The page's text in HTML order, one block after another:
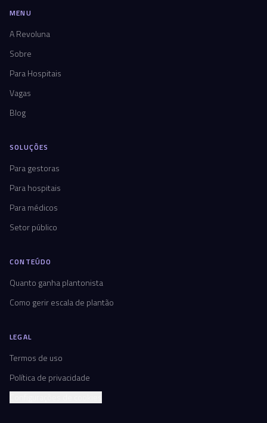
MENU
A Revoluna
Sobre
Para Hospitais
Vagas
Blog
SOLUÇÕES
Para gestoras
Para hospitais
Para médicos
Setor público
CONTEÚDO
Quanto ganha plantonista
Como gerir escala de plantão
LEGAL
Termos de uso
Política de privacidade